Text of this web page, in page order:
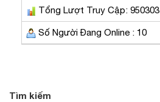
Tổng Lượt Truy Cập: 950303
Số Người Đang Online : 10
Tìm kiếm